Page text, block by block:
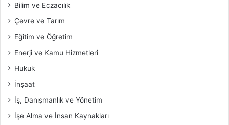
Bilim ve Eczacılık
Çevre ve Tarım
Eğitim ve Öğretim
Enerji ve Kamu Hizmetleri
Hukuk
İnşaat
İş, Danışmanlık ve Yönetim
İşe Alma ve İnsan Kaynakları